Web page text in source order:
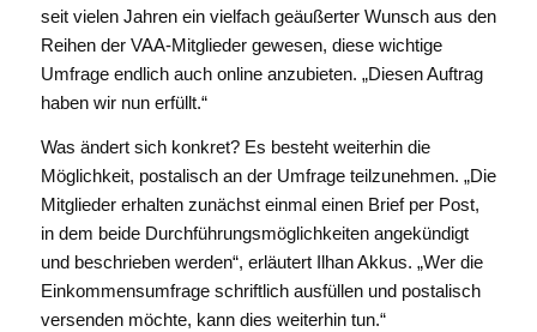
seit vielen Jahren ein vielfach geäußerter Wunsch aus den
Reihen der VAA-Mitglieder gewesen, diese wichtige
Umfrage endlich auch online anzubieten. „Diesen Auftrag
haben wir nun erfüllt.“
Was ändert sich konkret? Es besteht weiterhin die
Möglichkeit, postalisch an der Umfrage teilzunehmen. „Die
Mitglieder erhalten zunächst einmal einen Brief per Post,
in dem beide Durchführungsmöglichkeiten angekündigt
und beschrieben werden“, erläutert Ilhan Akkus. „Wer die
Einkommensumfrage schriftlich ausfüllen und postalisch
versenden möchte, kann dies weiterhin tun.“